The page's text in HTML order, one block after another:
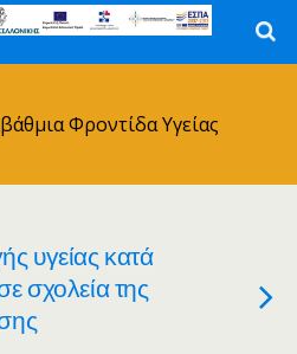
Φροντίδα Υγείας
υγείας κατά
σχολεία της